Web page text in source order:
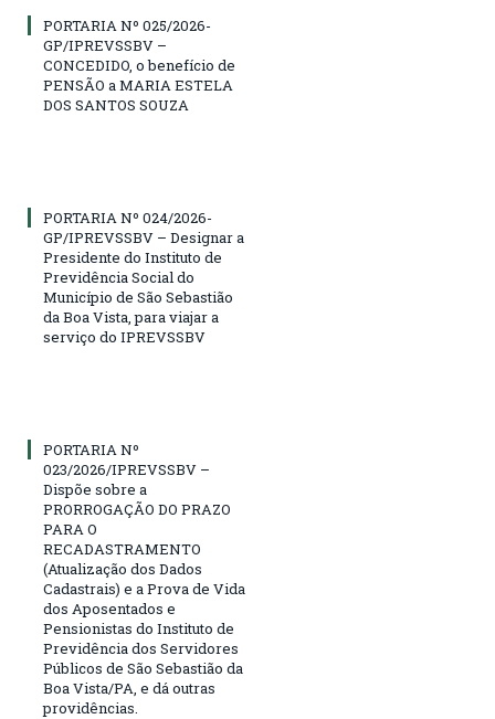
PORTARIA Nº 025/2026-
GP/IPREVSSBV –
CONCEDIDO, o benefício de
PENSÃO a MARIA ESTELA
DOS SANTOS SOUZA
PORTARIA Nº 024/2026-
GP/IPREVSSBV – Designar a
Presidente do Instituto de
Previdência Social do
Município de São Sebastião
da Boa Vista, para viajar a
serviço do IPREVSSBV
PORTARIA Nº
023/2026/IPREVSSBV –
Dispõe sobre a
PRORROGAÇÃO DO PRAZO
PARA O
RECADASTRAMENTO
(Atualização dos Dados
Cadastrais) e a Prova de Vida
dos Aposentados e
Pensionistas do Instituto de
Previdência dos Servidores
Públicos de São Sebastião da
Boa Vista/PA, e dá outras
providências.